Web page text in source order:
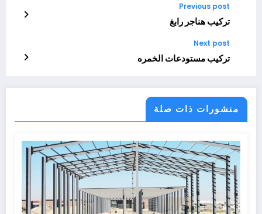
Previous post
تركيب هناجر رابغ
Next post
تركيب مستودعات الخمره
منشورات ذات صلة